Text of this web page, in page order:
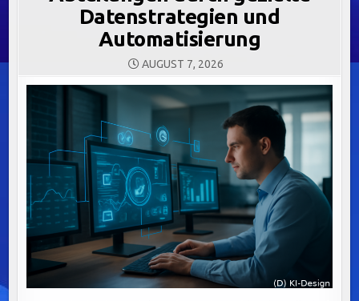
Datenstrategien und
Automatisierung
AUGUST 7, 2026